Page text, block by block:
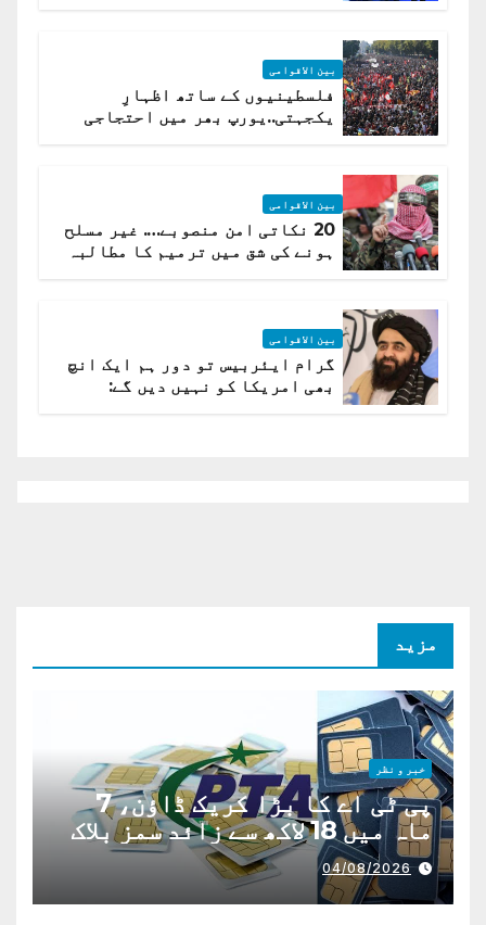
بین الاقوامی
فلسطینیوں کے ساتھ اظہارِ
یکجہتی..یورپ بھر میں احتجاجی
بین الاقوامی
20 نکاتی امن منصوبے…. غیر مسلح
ہونے کی شق میں ترمیم کا مطالبہ
بین الاقوامی
گرام ایئربیس تو دور ہم ایک انچ
بھی امریکا کو نہیں دیں گے:
مزید
خبر و نظر
پی ٹی اے کا بڑا کریک ڈاؤن، 7
ماہ میں 18 لاکھ سے زائد سمز بلاک
04/08/2026